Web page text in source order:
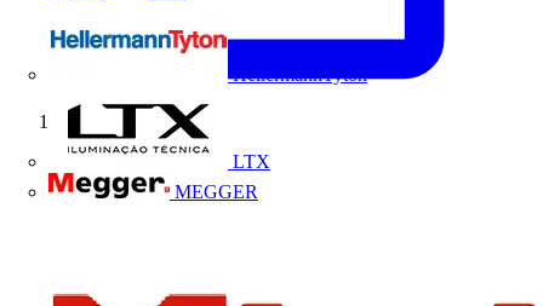
HellermannTyton
LTX
MEGGER
Início